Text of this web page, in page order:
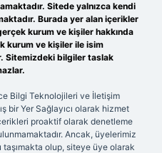
Sitede yalnızca kendi
Burada yer alan içerikler
kurum ve kişiler hakkında
kurum ve kişiler ile isim
Sitemizdeki bilgiler taslak
Bilgi Teknolojileri ve İletişim
bir Yer Sağlayıcı olarak hizmet
proaktif olarak denetleme
Ancak, üyelerimiz
olup, siteye üye olarak